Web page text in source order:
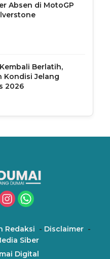
Absen di MotoGP
Berlatih,
Kondisi Jelang
2026
Redaksi
Disclaimer
Siber
Digital